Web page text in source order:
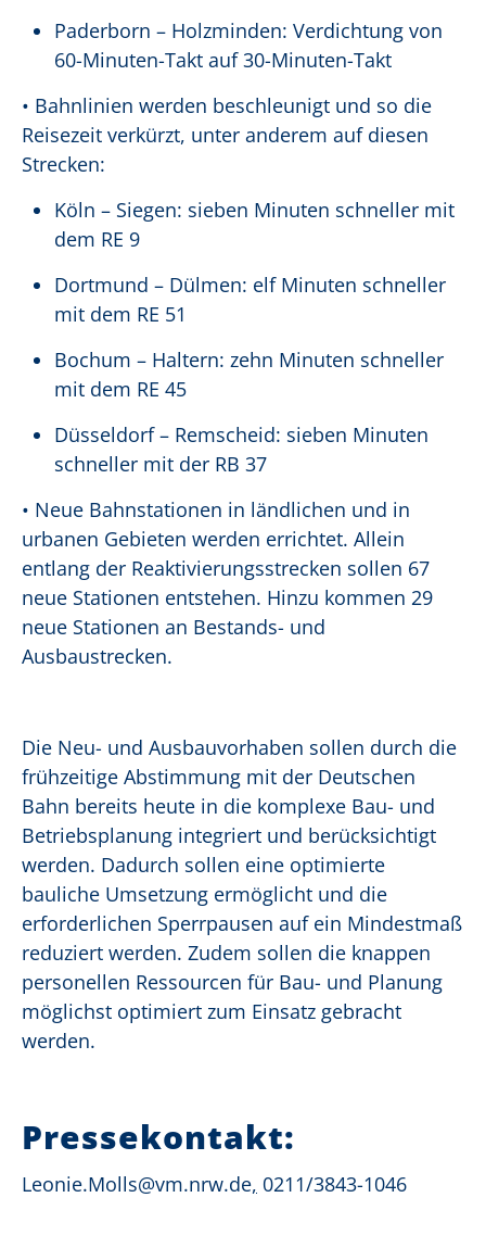
Paderborn – Holzminden: Verdichtung von
60-Minuten-Takt auf 30-Minuten-Takt
• Bahnlinien werden beschleunigt und so die
Reisezeit verkürzt, unter anderem auf diesen
Strecken:
Köln – Siegen: sieben Minuten schneller mit
dem RE 9
Dortmund – Dülmen: elf Minuten schneller
mit dem RE 51
Bochum – Haltern: zehn Minuten schneller
mit dem RE 45
Düsseldorf – Remscheid: sieben Minuten
schneller mit der RB 37
• Neue Bahnstationen in ländlichen und in
urbanen Gebieten werden errichtet. Allein
entlang der Reaktivierungsstrecken sollen 67
neue Stationen entstehen. Hinzu kommen 29
neue Stationen an Bestands- und
Ausbaustrecken.
Die Neu- und Ausbauvorhaben sollen durch die
frühzeitige Abstimmung mit der Deutschen
Bahn bereits heute in die komplexe Bau- und
Betriebsplanung integriert und berücksichtigt
werden. Dadurch sollen eine optimierte
bauliche Umsetzung ermöglicht und die
erforderlichen Sperrpausen auf ein Mindestmaß
reduziert werden. Zudem sollen die knappen
personellen Ressourcen für Bau- und Planung
möglichst optimiert zum Einsatz gebracht
werden.
Pressekontakt:
Leonie.Molls@vm.nrw.de, 0211/3843-1046